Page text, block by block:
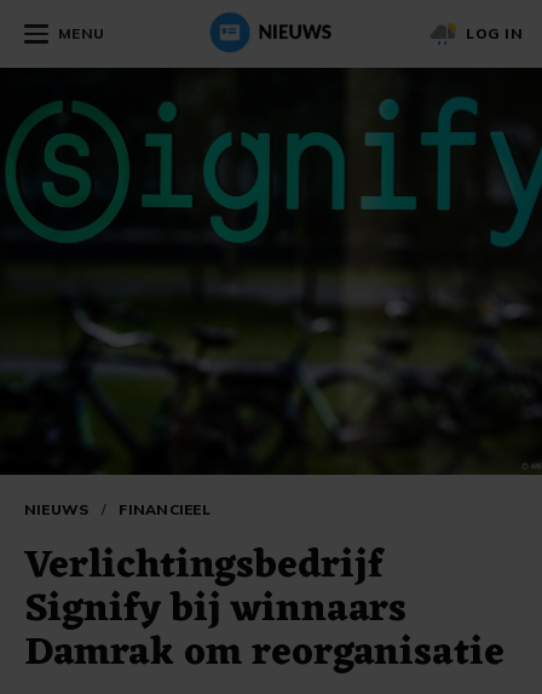
MENU LOG IN
NIEUWS / FINANCIEEL
Verlichtingsbedrijf
Signify bij winnaars
Damrak om reorganisatie